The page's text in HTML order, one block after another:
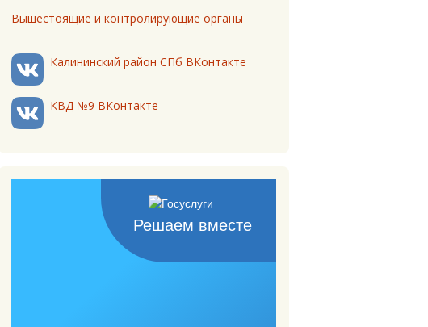
Вышестоящие и контролирующие органы
Калининский район СПб ВКонтакте
КВД №9 ВКонтакте
Решаем вместе